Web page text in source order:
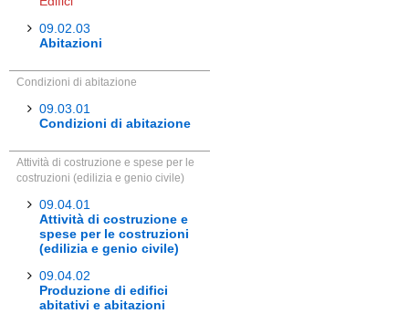
09.02.03
Abitazioni
Condizioni di abitazione
09.03.01
Condizioni di abitazione
Attività di costruzione e spese per le
costruzioni (edilizia e genio civile)
09.04.01
Attività di costruzione e
spese per le costruzioni
(edilizia e genio civile)
09.04.02
Produzione di edifici
abitativi e abitazioni